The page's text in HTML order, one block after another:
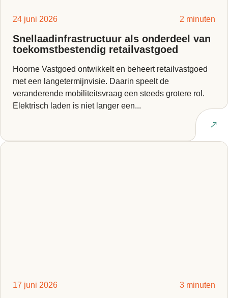
24 juni 2026 2 minuten
Snellaadinfrastructuur als onderdeel van
toekomstbestendig retailvastgoed
Hoorne Vastgoed ontwikkelt en beheert retailvastgoed
met een langetermijnvisie. Daarin speelt de
veranderende mobiliteitsvraag een steeds grotere rol.
Elektrisch laden is niet langer een...
Lees artikel
17 juni 2026 3 minuten